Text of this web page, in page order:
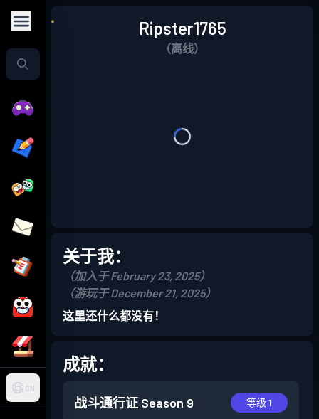
CN
Ripster1765
（离线）
关于我：
（加入于 February 23, 2025）
（游玩于 December 21, 2025）
这里还什么都没有！
成就：
战斗通行证 Season 9 等级 1